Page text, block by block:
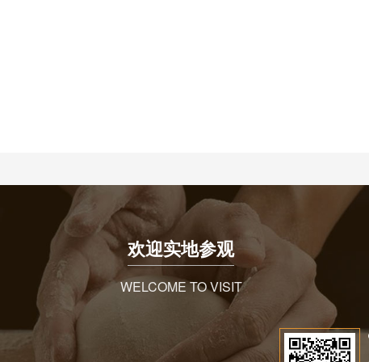
欢迎实地参观
WELCOME TO VISIT